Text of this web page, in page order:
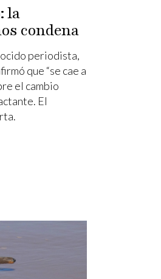
la
condena
periodista,
que “se cae a
el cambio
El